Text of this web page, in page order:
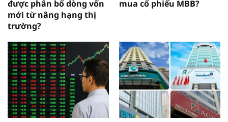
được phân bổ dòng vốn
mới từ nâng hạng thị
trường?
mua cổ phiếu MBB?